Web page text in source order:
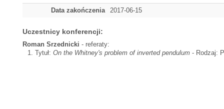
Data zakończenia
2017-06-15
Uczestnicy konferencji:
Roman Srzednicki - referaty:
Tytuł: On the Whitney's problem of inverted pendulum - Rodzaj: